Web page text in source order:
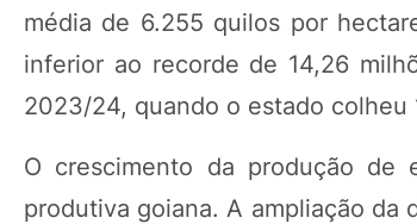
média de 6.255 quilos por
inferior ao recorde de 14,26
2023/24, quando o estado colheu
O crescimento da produção de
produtiva goiana. A ampliação da